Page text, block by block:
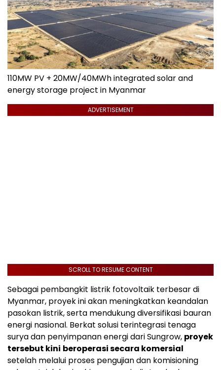
110MW PV + 20MW/40MWh integrated solar and
energy storage project in Myanmar
ADVERTISEMENT
SCROLL TO RESUME CONTENT
Sebagai pembangkit listrik fotovoltaik terbesar di
Myanmar, proyek ini akan meningkatkan keandalan
pasokan listrik, serta mendukung diversifikasi bauran
energi nasional. Berkat solusi terintegrasi tenaga
surya dan penyimpanan energi dari Sungrow, proyek
tersebut kini beroperasi secara komersial
setelah melalui proses pengujian dan komisioning